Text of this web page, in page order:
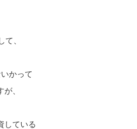
て、
かって
、
している